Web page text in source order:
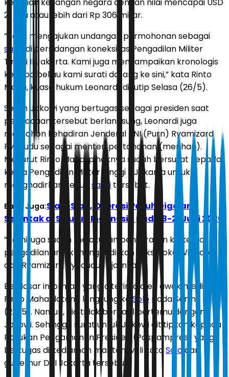
kerugian keuangan negara dengan nilai mencapai USD
21 juta atau lebih dari Rp 306 miliar.
”Kami mengajukan undangan permohonan sebagai
saksi
di persidangan koneksitas Pengadilan Militer
Tinggi II Jakarta. Kami juga menyampaikan kronologis
kenapa beliau kami surati datang ke sini,” kata Rinto
Maha, kuasa hukum Leonardi, dikutip Selasa (26/5).
Selain Jokowi yang bertugas sebagai presiden saat
pengadaan tersebut berlangsung, Leonardi juga
memohon kehadiran Jenderal TNI (Purn) Ryamizard
Ryacudu sebagai menteri pertahanan (menhan).
Menurut Rinto Maha, pihaknya sudah bersurat kepada
ketua Pengadilan Militer Tinggi II Jakarta untuk
menghadirkan kedua saksi tersebut.
Baca Juga:Siap-Siap, Operasi Patuh Digelar
Serentak di Seluruh Indonesia pada 8-21 Juni 2026
”Kami juga sudah melakukan penyuratan ke ketua
pengadilan untuk menghadirkan saksi Joko Widodo
dan Ryamizard Ryacudu,” ujarnya.
Berdasar informasi yang diterima oleh awak media,
Rinto Maha datang langsung ke Solo pada Senin
(25/5). Namun, dia tidak berhasil bertemu dengan
Jokowi. Sehingga surat untuk Jokowi dititipkan kepada
Pasukan Pengamanan Presiden (Paspampres) yang
bertugas di kediaman mantan wali kota Solo dan
gubernur DKI Jakarta tersebut.